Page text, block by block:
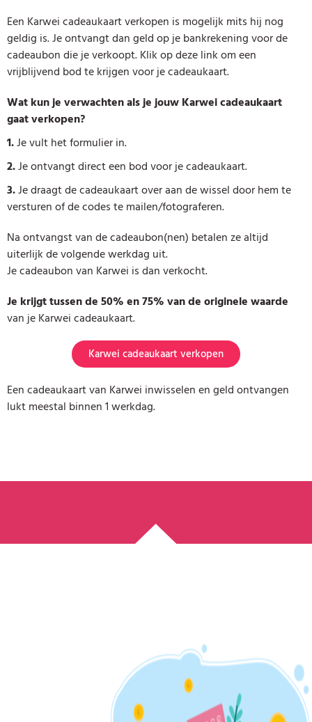
Een Karwei cadeaukaart verkopen is mogelijk mits hij nog
geldig is. Je ontvangt dan geld op je bankrekening voor de
cadeaubon die je verkoopt. Klik op deze link om een
vrijblijvend bod te krijgen voor je cadeaukaart.
Wat kun je verwachten als je jouw Karwei cadeaukaart
gaat verkopen?
1.Je vult het formulier in.
2.Je ontvangt direct een bod voor je cadeaukaart.
3.Je draagt de cadeaukaart over aan de wissel door hem te
versturen of de codes te mailen/fotograferen.
Na ontvangst van de cadeaubon(nen) betalen ze altijd
uiterlijk de volgende werkdag uit.
Je cadeaubon van Karwei is dan verkocht.
Je krijgt tussen de 50% en 75% van de originele waarde
van je Karwei cadeaukaart.
Karwei cadeaukaart verkopen
Een cadeaukaart van Karwei inwisselen en geld ontvangen
lukt meestal binnen 1 werkdag.